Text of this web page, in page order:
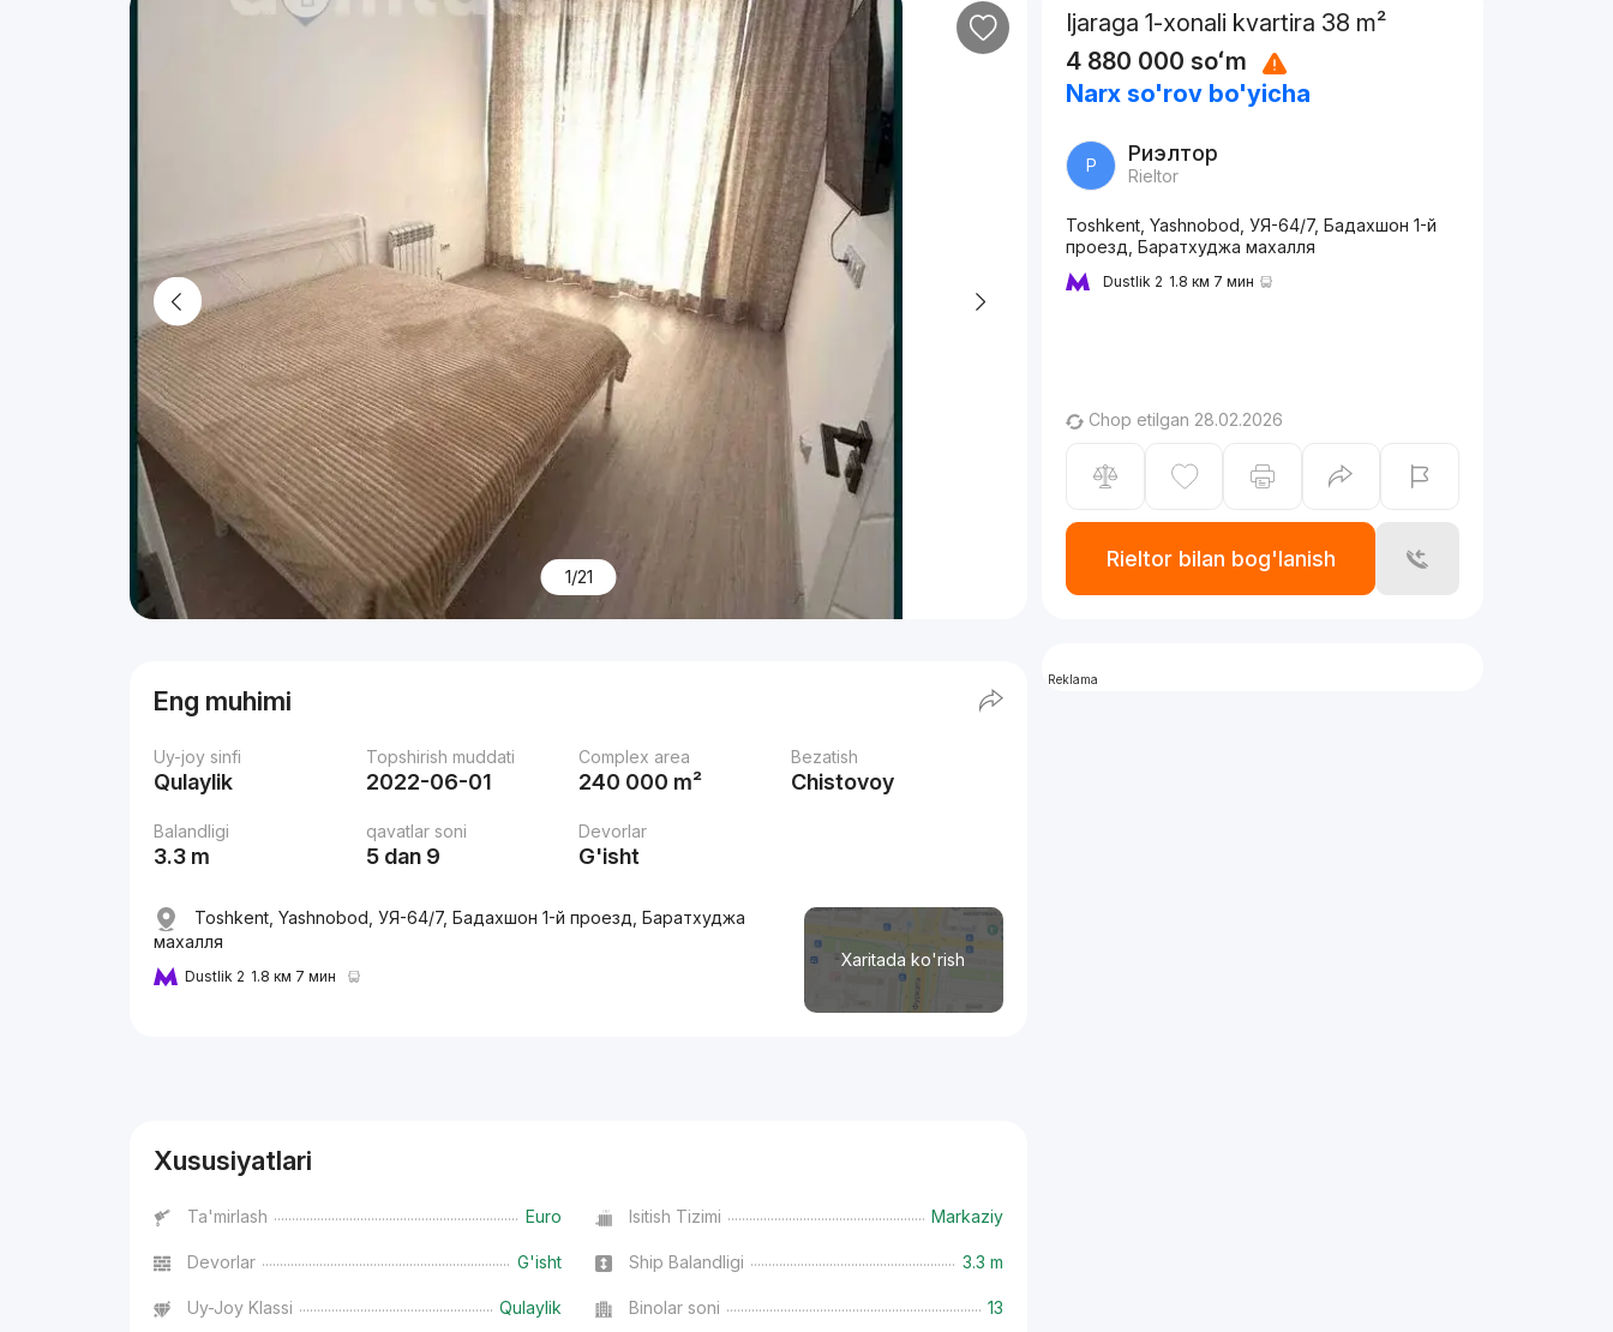
1/21
Eng muhimi
Uy-joy sinfi
Qulaylik
Topshirish muddati
2022-06-01
Complex area
240 000 m²
Bezatish
Chistovoy
Balandligi
3.3 m
qavatlar soni
5 dan 9
Devorlar
G'isht
Xaritada ko'rish
Toshkent, Yashnobod, УЯ-64/7, Бадахшон 1-й проезд, Баратхуджа
махалля
Dustlik 2 1.8 км 7 мин
Xususiyatlari
Ta'mirlash Euro Isitish Tizimi Markaziy
Devorlar G'isht Ship Balandligi 3.3 m
Uy-Joy Klassi Qulaylik Binolar soni 13
Ijaraga 1-xonali kvartira 38 m²
4 880 000 soʻm
Narx so'rov bo'yicha
Р Риэлтор
Rieltor
Toshkent, Yashnobod, УЯ-64/7, Бадахшон 1-й
проезд, Баратхуджа махалля
Dustlik 2 1.8 км 7 мин
Chop etilgan 28.02.2026
Rieltor bilan bog'lanish
Reklama